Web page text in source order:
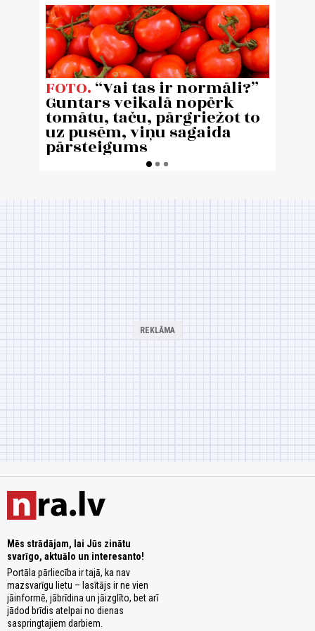
Mēs strādājam, lai Jūs zinātu
svarīgo, aktuālo un interesanto!
Portāla pārliecība ir tajā, ka nav
mazsvarīgu lietu – lasītājs ir ne vien
jāinformē, jābrīdina un jāizglīto, bet arī
jādod brīdis atelpai no dienas
saspringtajiem darbiem.